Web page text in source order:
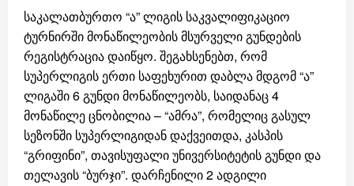
საკალათბურთო “ა” ლიგის საკვალიფიკაციო
ტურნირში მონაწილეობის მსურველი გუნდების
რეგისტრაცია დაიწყო. შეგახსენებთ, რომ
სუპერლიგის ერთი საფეხურით დაბლა მდგომ “ა”
ლიგაში 6 გუნდი მონაწილეობს, საიდანაც 4
მონაწილე ცნობილია – “ამრა”, რომელიც გასულ
სეზონში სუპერლიგიდან დაქვეითდა, კასპის
“გრიფინი”, თავისუფალი უნივერსიტეტის გუნდი და
თელავის “ბურჯი”. დარჩენილი 2 ადგილი